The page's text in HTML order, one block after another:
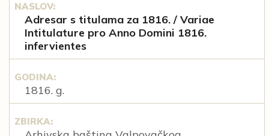
NASLOV:
Adresar s titulama za 1816. / Variae
Intitulature pro Anno Domini 1816.
infervientes
GODINA:
1816. g.
ZBIRKA: